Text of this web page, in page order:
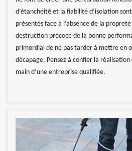
d’étanchéité et la fiabilité d’isolation
présentés face à l’absence de la
destruction précoce de la bonne
primordial de ne pas tarder à mettre en
décapage. Pensez à confier la
main d’une entreprise qualifiée.